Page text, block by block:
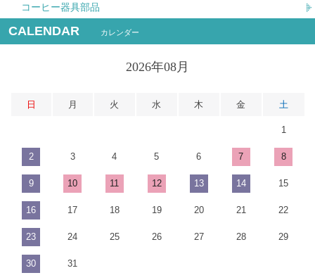
コーヒー器具部品
CALENDAR カレンダー
2026年08月
日 月 火 水 木 金 土
1
2 3 4 5 6 7 8
9 10 11 12 13 14 15
16 17 18 19 20 21 22
23 24 25 26 27 28 29
30 31